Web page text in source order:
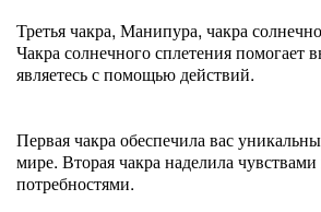
Третья чакра, Манипура, чакра
Чакра солнечного сплетения помогает
являетесь с помощью действий.
Первая чакра обеспечила вас
мире. Вторая чакра наделила
потребностями.